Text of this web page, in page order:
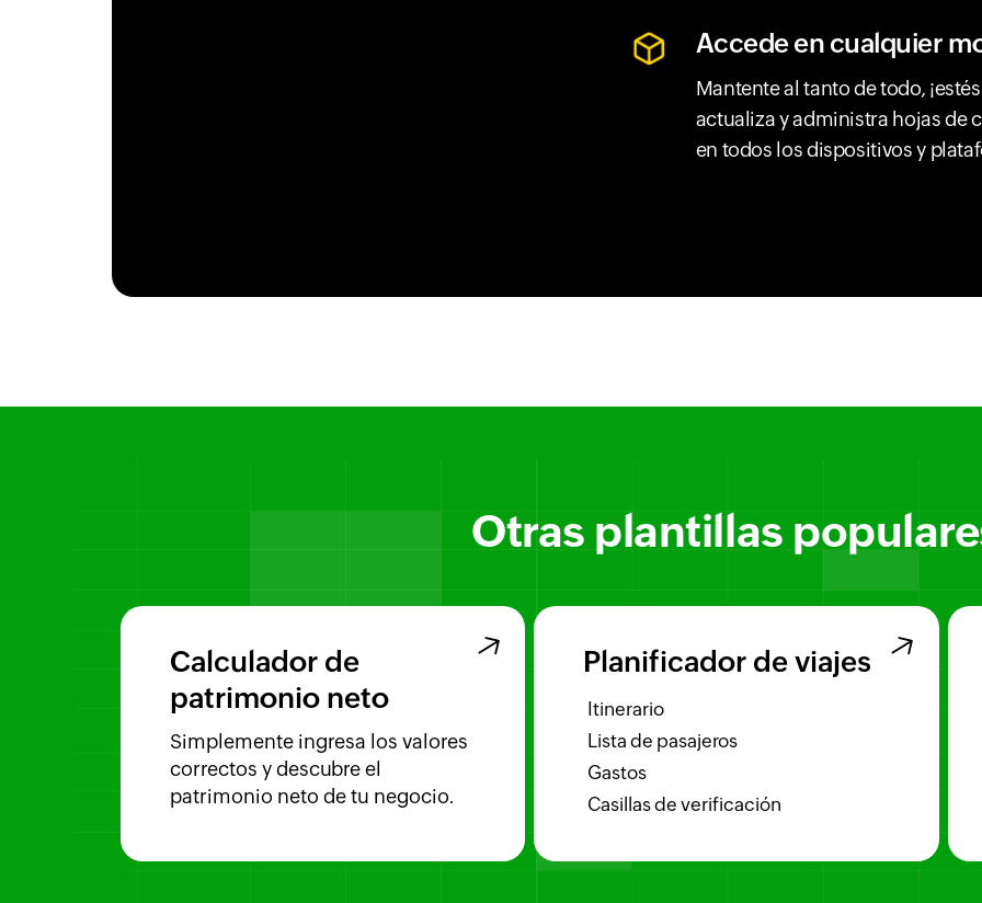
Accede en cualquier
Mantente al tanto de todo,
actualiza y administra hojas de
en todos los dispositivos y
Otras plantillas
Calculador de
patrimonio neto
Simplemente ingresa los valores
correctos y descubre el
patrimonio neto de tu negocio.
Planificador de viajes
Itinerario
Lista de pasajeros
Gastos
Casillas de verificación